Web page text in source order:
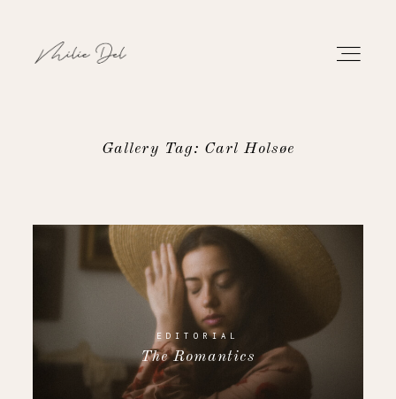
WORK
Gallery Tag: Carl Holsøe
EDITORIAL
The Romantics